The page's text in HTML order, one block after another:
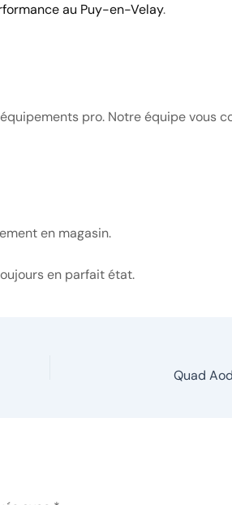
au Puy-en-Velay.
pro. Notre équipe vous
en magasin.
en parfait état.